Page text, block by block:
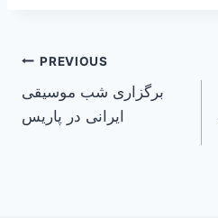
Post
navigation
PREVIOUS
برگزاری شب موسیقی
ایرانی در پاریس